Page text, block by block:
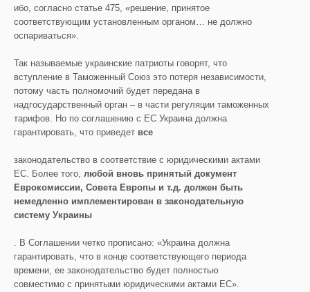
ибо, согласно статье 475, «решение, принятое
соответствующим установленным органом… не должно
оспариваться».
Так называемые украинские патриоты говорят, что
вступление в Таможенный Союз это потеря независимости,
потому часть полномочий будет передана в
надгосударственный орган – в части регуляции таможенных
тарифов. Но по соглашению с ЕС Украина должна
гарантировать, что приведет все
законодательство в соответствие с юридическими актами
ЕС. Более того, любой вновь принятый документ
Еврокомиссии, Совета Европы и т.д. должен быть
немедленно имплементирован в законодательную
систему Украины
. В Соглашении четко прописано: «Украина должна
гарантировать, что в конце соответствующего периода
времени, ее законодательство будет полностью
совместимо с принятыми юридическими актами ЕС».